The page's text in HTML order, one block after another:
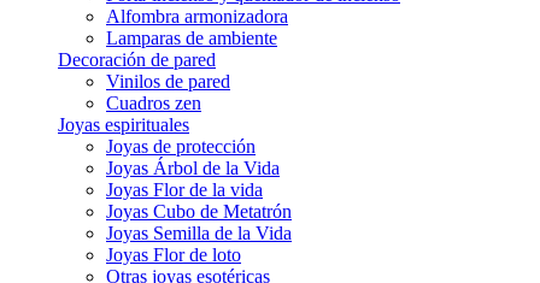
Alfombra armonizadora
Lamparas de ambiente
Decoración de pared
Vinilos de pared
Cuadros zen
Joyas espirituales
Joyas de protección
Joyas Árbol de la Vida
Joyas Flor de la vida
Joyas Cubo de Metatrón
Joyas Semilla de la Vida
Joyas Flor de loto
Otras joyas esotéricas